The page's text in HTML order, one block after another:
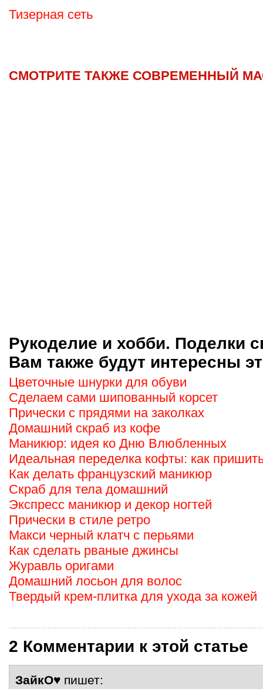
Тизерная сеть
СМОТРИТЕ ТАКЖЕ СОВРЕМЕННЫЙ
Рукоделие и хобби. Поделки
Вам также будут интересны
Цветочные шнурки для обуви
Сделаем сами шипованный корсет
Прически с прядями на заколках
Домашний скраб из кофе
Маникюр: идея ко Дню Влюбленных
Идеальная переделка кофты: как
Как делать французский маникюр
Скраб для тела домашний
Экспресс маникюр и декор ногтей
Прически в стиле ретро
Макси черный клатч с перьями
Как сделать рваные джинсы
Журавль оригами
Домашний лосьон для волос
Твердый крем-плитка для ухода за кожей
2 Комментарии к этой статье
ЗайкО♥ пишет: